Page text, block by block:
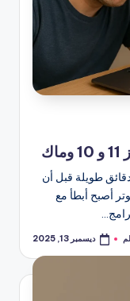
طويلة قبل أن
أصبح أبطأ مع
ديسمبر 13, 2025